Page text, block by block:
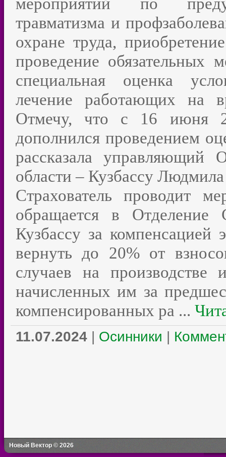
травматизма и
охране труда,
проведение обязательных
специальная оценка
лечение работающих на
Отмечу, что с 16 июня
дополнился проведением
рассказала
области – Кузбассу
Страхователь проводит
обращается в
Кузбассу за компенсацией
вернуть до 20% от
случаев на производстве
начисленных им за
компенсированных ра ...
11.07.2024 | Осинники |
Новый Вектор © 2026